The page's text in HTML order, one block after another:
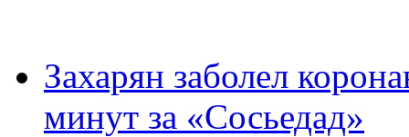
Захарян заболел
минут за «Сосьедад»